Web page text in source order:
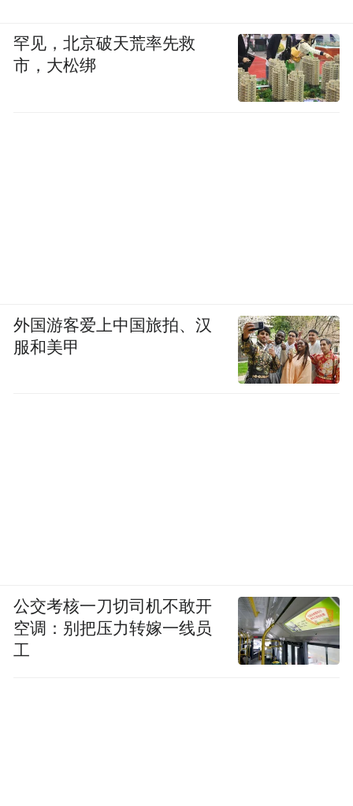
罕见，北京破天荒率先救
市，大松绑
外国游客爱上中国旅拍、汉
服和美甲
公交考核一刀切司机不敢开
空调：别把压力转嫁一线员
工